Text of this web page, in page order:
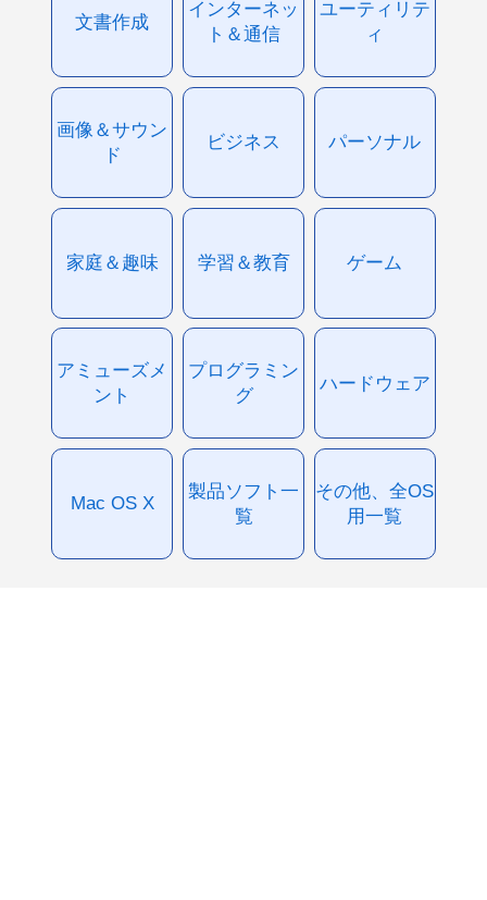
文書作成
インターネッ
ト＆通信
ユーティリテ
ィ
画像＆サウン
ド
ビジネス パーソナル
家庭＆趣味 学習＆教育 ゲーム
アミューズメ
ント
プログラミン
グ
ハードウェア
Mac OS X
製品ソフト一
覧
その他、全OS
用一覧